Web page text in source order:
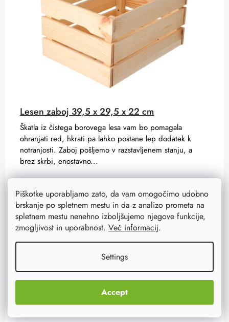
Piškotke uporabljamo zato, da vam omogočimo udobno
brskanje po spletnem mestu in da z analizo prometa na
spletnem mestu nenehno izboljšujemo njegove funkcije,
zmogljivost in uporabnost. Več informacij.
Settings
Accept
Lesen zaboj 39,5 x 29,5 x 22 cm
13,70 €
17,20 €
Na zalogi61 ks
ADD TO CART
Škatla iz čistega borovega lesa vam bo pomagala
ohranjati red, hkrati pa lahko postane lep dodatek k
notranjosti. Zaboj pošljemo v razstavljenem stanju, a
brez skrbi, enostavno...
Akcija –20 %